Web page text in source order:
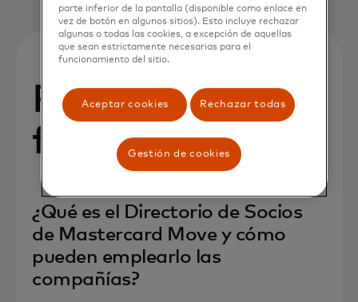
Preguntas
frecuentes
¿Qué es el Directorio de Socios
de Mastercard Move y cómo
pueden emplearlo las
compañías?
parte inferior de la pantalla (disponible como enlace en
vez de botón en algunos sitios). Esto incluye rechazar
algunas o todas las cookies, a excepción de aquellas
que sean estrictamente necesarias para el
funcionamiento del sitio.
Aceptar cookies Rechazar todas
Gestión de cookies